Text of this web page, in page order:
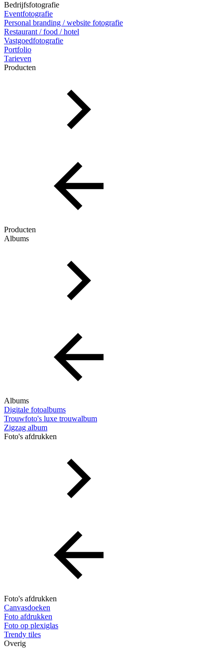
Bedrijfsfotografie
Eventfotografie
Personal branding / website fotografie
Restaurant / food / hotel
Vastgoedfotografie
Portfolio
Tarieven
Producten
Producten
Albums
Albums
Digitale fotoalbums
Trouwfoto's luxe trouwalbum
Zigzag album
Foto's afdrukken
Foto's afdrukken
Canvasdoeken
Foto afdrukken
Foto op plexiglas
Trendy tiles
Overig